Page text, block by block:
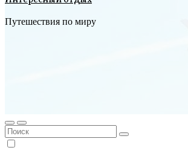
Путешествия по миру